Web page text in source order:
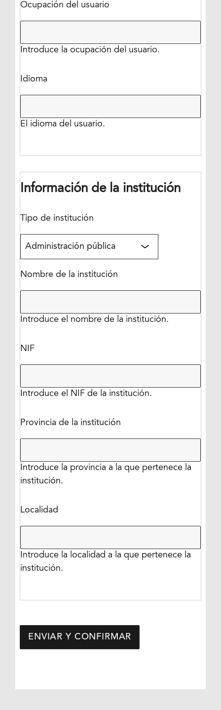
Ocupación del usuario
Introduce la ocupación del usuario.
Idioma
El idioma del usuario.
Información de la institución
Tipo de institución
Nombre de la institución
Introduce el nombre de la institución.
NIF
Introduce el NIF de la institución.
Provincia de la institución
Introduce la provincia a la que pertenece la
institución.
Localidad
Introduce la localidad a la que pertenece la
institución.